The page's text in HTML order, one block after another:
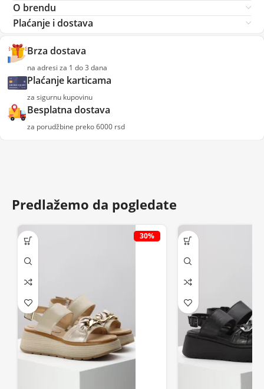
O brendu
Plaćanje i dostava
Brza dostava
na adresi za 1 do 3 dana
Plaćanje karticama
za sigurnu kupovinu
Besplatna dostava
za porudžbine preko 6000 rsd
Predlažemo da pogledate
30%